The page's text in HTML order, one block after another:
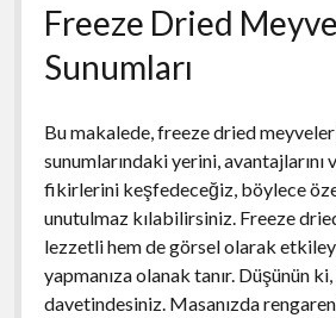
Twitter Gizli Hesap Yorumları
Freeze Dried
Sunumları
Bu makalede, freeze dried
sunumlarındaki yerini, avantajlarını
fikirlerini keşfedeceğiz, böylece özel
unutulmaz kılabilirsiniz. Freeze
lezzetli hem de görsel olarak
yapmanıza olanak tanır. Düşünün
davetindesiniz. Masanızda